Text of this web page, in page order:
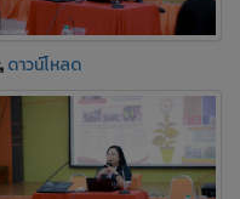
ดาวน์โหลด